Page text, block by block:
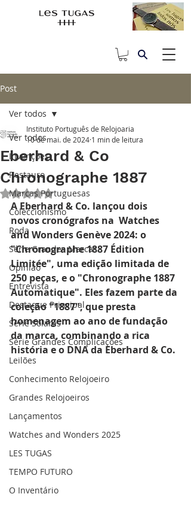
Post
Ver todos
Invenções
Restauro
Marcas Portuguesas
Coleccionismo
Roda
Série Grandes Marcas
Opinião
Entrevista
Destaque Principal
Série Solares
Série Grandes Complicações
Leilões
Conhecimento Relojoeiro
Grandes Relojoeiros
Lançamentos
Watches and Wonders 2025
LES TUGAS
TEMPO FUTURO
O Inventário
Ver todos
Eberhard & Co
Chronographe 1887
Instituto Português de Relojoaria
10 de mai. de 2024 1 min de leitura
Avaliado com NaN de 5 estrelas.
A Eberhard & Co. lançou dois
novos cronógrafos na  Watches
and Wonders Genève 2024: o
"Chronographe 1887 Édition
Limitée", uma edição limitada de
250 peças, e o "Chronographe 1887
Automatique". Eles fazem parte da
coleção "1887", que presta
homenagem ao ano de fundação
da marca, combinando a rica
história e o DNA da Eberhard & Co.